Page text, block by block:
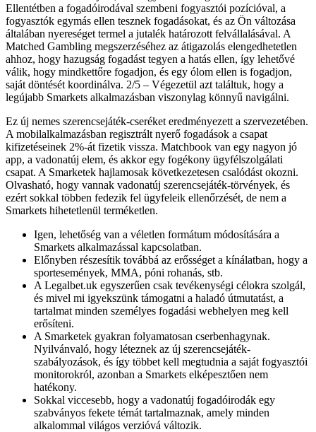
Ellentétben a fogadóirodával szembeni fogyasztói pozícióval, a
fogyasztók egymás ellen tesznek fogadásokat, és az Ön változása
általában nyereséget termel a jutalék határozott felvállalásával. A
Matched Gambling megszerzéséhez az átigazolás elengedhetetlen
ahhoz, hogy hazugság fogadást tegyen a hatás ellen, így lehetővé
válik, hogy mindkettőre fogadjon, és egy ólom ellen is fogadjon,
saját döntését koordinálva. 2/5 – Végezetül azt találtuk, hogy a
legújabb Smarkets alkalmazásban viszonylag könnyű navigálni.
Ez új nemes szerencsejáték-cseréket eredményezett a szervezetében.
A mobilalkalmazásban regisztrált nyerő fogadások a csapat
kifizetéseinek 2%-át fizetik vissza. Matchbook van egy nagyon jó
app, a vadonatúj elem, és akkor egy fogékony ügyfélszolgálati
csapat. A Smarketek hajlamosak következetesen csalódást okozni.
Olvasható, hogy vannak vadonatúj szerencsejáték-törvények, és
ezért sokkal többen fedezik fel ügyfeleik ellenőrzését, de nem a
Smarkets hihetetlenül terméketlen.
Igen, lehetőség van a véletlen formátum módosítására a
Smarkets alkalmazással kapcsolatban.
Előnyben részesítik továbbá az erősséget a kínálatban, hogy a
sportesemények, MMA, póni rohanás, stb.
A Legalbet.uk egyszerűen csak tevékenységi célokra szolgál,
és mivel mi igyekszünk támogatni a haladó útmutatást, a
tartalmat minden személyes fogadási webhelyen meg kell
erősíteni.
A Smarketek gyakran folyamatosan cserbenhagynak.
Nyilvánvaló, hogy léteznek az új szerencsejáték-
szabályozások, és így többet kell megtudnia a saját fogyasztói
monitorokról, azonban a Smarkets elképesztően nem
hatékony.
Sokkal viccesebb, hogy a vadonatúj fogadóirodák egy
szabványos fekete témát tartalmaznak, amely minden
alkalommal világos verzióvá változik.